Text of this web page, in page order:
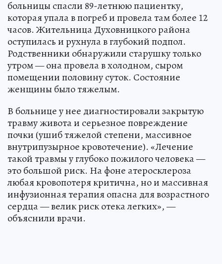
больницы спасли 89-летнюю пациентку,
которая упала в погреб и провела там более 12
часов. Жительница Духовницкого района
оступилась и рухнула в глубокий подпол.
Родственники обнаружили старушку только
утром — она провела в холодном, сыром
помещении половину суток. Состояние
женщины было тяжелым.
В больнице у нее диагностировали закрытую
травму живота и серьезное повреждение
почки (ушиб тяжелой степени, массивное
внутрипузырное кровотечение). «Лечение
такой травмы у глубоко пожилого человека —
это большой риск. На фоне атеросклероза
любая кровопотеря критична, но и массивная
инфузионная терапия опасна для возрастного
сердца — велик риск отека легких», —
объяснили врачи.